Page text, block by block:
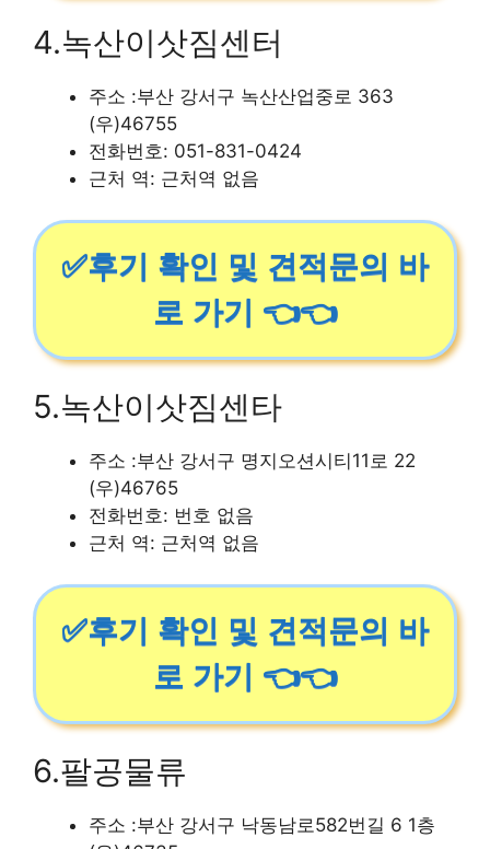
4.녹산이삿짐센터
주소 :부산 강서구 녹산산업중로 363
(우)46755
전화번호: 051-831-0424
근처 역: 근처역 없음
✅후기 확인 및 견적문의 바
로 가기 👈👈
5.녹산이삿짐센타
주소 :부산 강서구 명지오션시티11로 22
(우)46765
전화번호: 번호 없음
근처 역: 근처역 없음
✅후기 확인 및 견적문의 바
로 가기 👈👈
6.팔공물류
주소 :부산 강서구 낙동남로582번길 6 1층